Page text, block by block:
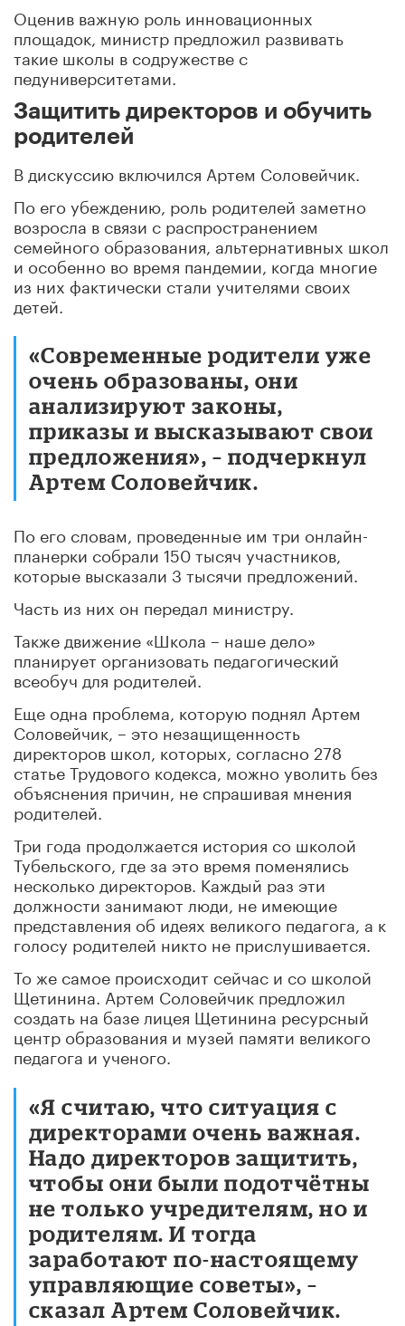
Оценив важную роль инновационных
площадок, министр предложил развивать
такие школы в содружестве с
педуниверситетами.
Защитить директоров и обучить
родителей
В дискуссию включился Артем Соловейчик.
По его убеждению, роль родителей заметно
возросла в связи с распространением
семейного образования, альтернативных школ
и особенно во время пандемии, когда многие
из них фактически стали учителями своих
детей.
«Cовременные родители уже
очень образованы, они
анализируют законы,
приказы и высказывают свои
предложения», – подчеркнул
Артем Соловейчик.
По его словам, проведенные им три онлайн-
планерки собрали 150 тысяч участников,
которые высказали 3 тысячи предложений.
Часть из них он передал министру.
Также движение «Школа – наше дело»
планирует организовать педагогический
всеобуч для родителей.
Еще одна проблема, которую поднял Артем
Соловейчик, – это незащищенность
директоров школ, которых, согласно 278
статье Трудового кодекса, можно уволить без
объяснения причин, не спрашивая мнения
родителей.
Три года продолжается история со школой
Тубельского, где за это время поменялись
несколько директоров. Каждый раз эти
должности занимают люди, не имеющие
представления об идеях великого педагога, а к
голосу родителей никто не прислушивается.
То же самое происходит сейчас и со школой
Щетинина. Артем Соловейчик предложил
создать на базе лицея Щетинина ресурсный
центр образования и музей памяти великого
педагога и ученого.
«Я считаю, что ситуация с
директорами очень важная.
Надо директоров защитить,
чтобы они были подотчётны
не только учредителям, но и
родителям. И тогда
заработают по-настоящему
управляющие советы», –
сказал Артем Соловейчик.